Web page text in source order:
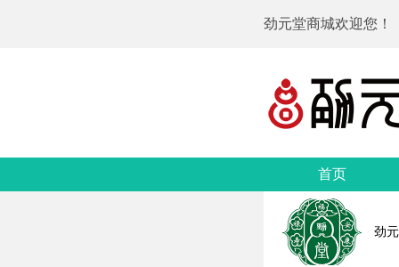
劲元堂商城欢迎您！
首页
劲